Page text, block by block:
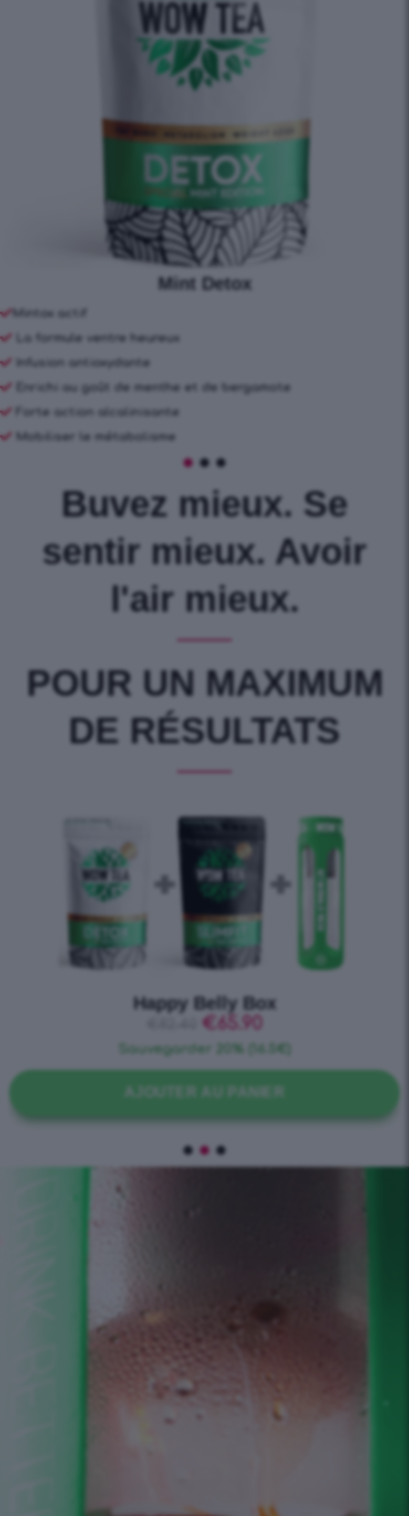
Mint Detox
Mintox actif
La formule ventre heureux
Infusion antioxydante
Enrichi au goût de menthe et de bergamote
Forte action alcalinisante
Mobiliser le métabolisme
Buvez mieux. Se
sentir mieux. Avoir
l'air mieux.
POUR UN MAXIMUM
DE RÉSULTATS
Fresh Start Pack
€ 46.90
Sauvegarder 15% (8.6€)